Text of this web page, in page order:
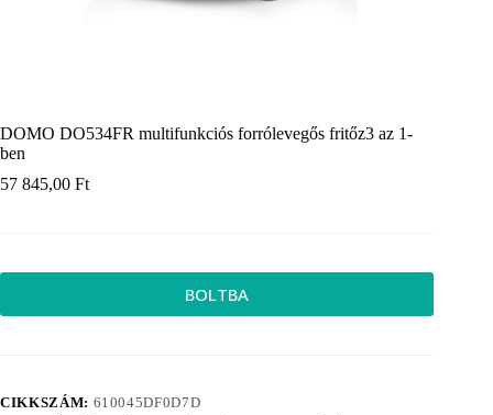
DOMO DO534FR multifunkciós forrólevegős fritőz3 az 1-
ben
57 845,00 Ft
BOLTBA
CIKKSZÁM: 610045DF0D7D